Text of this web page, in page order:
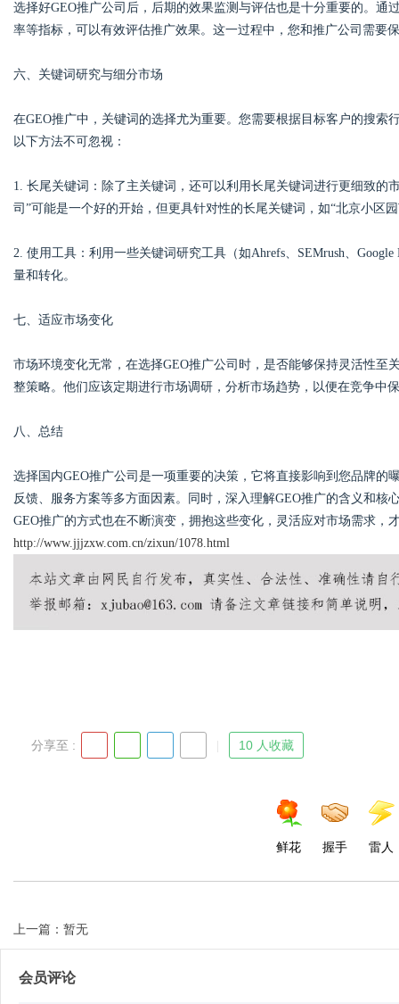
选择好GEO推广公司后，后期的效果监测与评估也是十分重要的。通
率等指标，可以有效评估推广效果。这一过程中，您和推广公司需要
六、关键词研究与细分市场
在GEO推广中，关键词的选择尤为重要。您需要根据目标客户的搜
以下方法不可忽视：
1. 长尾关键词：除了主关键词，还可以利用长尾关键词进行更细致的
司”可能是一个好的开始，但更具针对性的长尾关键词，如“北京小区
2. 使用工具：利用一些关键词研究工具（如Ahrefs、SEMrush、
量和转化。
七、适应市场变化
市场环境变化无常，在选择GEO推广公司时，是否能够保持灵活性至
整策略。他们应该定期进行市场调研，分析市场趋势，以便在竞争中
八、总结
选择国内GEO推广公司是一项重要的决策，它将直接影响到您品牌
反馈、服务方案等多方面因素。同时，深入理解GEO推广的含义和
GEO推广的方式也在不断演变，拥抱这些变化，灵活应对市场需求，
http://www.jjjzxw.com.cn/zixun/1078.html
分享至 : 10 人收藏
鲜花 握手 雷人
上一篇：暂无
会员评论